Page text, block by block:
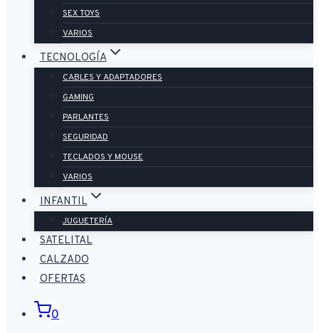
SEX TOYS
VARIOS
TECNOLOGÍA
CABLES Y ADAPTADORES
GAMING
PARLANTES
SEGURIDAD
TECLADOS Y MOUSE
VARIOS
INFANTIL
JUGUETERÍA
SATELITAL
CALZADO
OFERTAS
0